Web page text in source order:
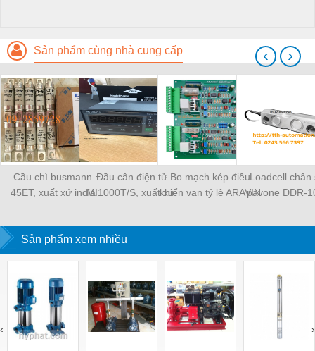
Sản phẩm cùng nhà cung cấp
Cầu chì busmann
45ET, xuất xứ india
Đầu cân điện tử
MI1000T/S, xuất xứ:
Bo mạch kép điều
khiển van tỷ lệ ARAVIN
Loadcell chân
pavone DDR-
‹ ›
Sản phẩm xem nhiều
‹ ›